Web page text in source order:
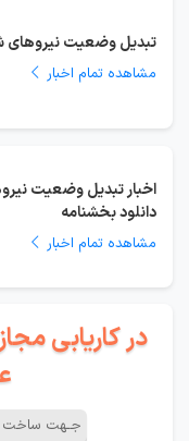
تبدیل وضعیت نیروهای
مشاهده تمام اخبار
اخبار تبدیل وضعیت
دانلود بخشنامه
مشاهده تمام اخبار
در کاریابی
جـهت ساخت